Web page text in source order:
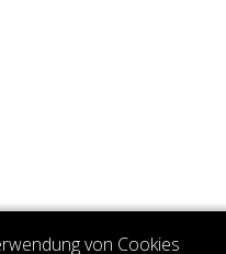
von Cookies